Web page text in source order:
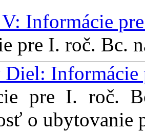
Informácie
pre I. roč. Bc.
Informácie
pre I. roč.
o ubytovanie